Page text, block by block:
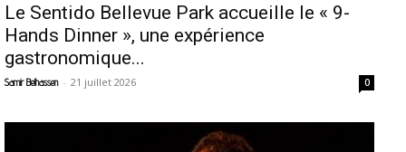
Le Sentido Bellevue Park accueille le « 9-
Hands Dinner », une expérience
gastronomique...
Samir Belhassen - 21 juillet 2026 0